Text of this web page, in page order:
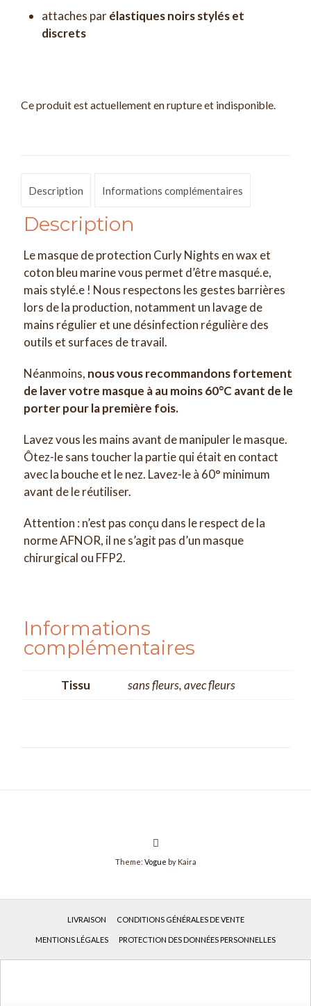
attaches parélastiques noirs stylés et
discrets
Ce produit est actuellement en rupture et indisponible.
Description Informations complémentaires
Description
Le masque de protection Curly Nights en wax et
coton bleu marine vous permet d’être masqué.e,
mais stylé.e ! Nous respectons les gestes barrières
lors de la production, notamment un lavage de
mains régulier et une désinfection régulière des
outils et surfaces de travail.
Néanmoins, nous vous recommandons fortement
de laver votre masque à au moins 60°C avant de le
porter pour la première fois.
Lavez vous les mains avant de manipuler le masque.
Ôtez-le sans toucher la partie qui était en contact
avec la bouche et le nez. Lavez-le à 60° minimum
avant de le réutiliser.
Attention : n’est pas conçu dans le respect de la
norme AFNOR, il ne s’agit pas d’un masque
chirurgical ou FFP2.
Informations
complémentaires
Tissu sans fleurs, avec fleurs
Theme: Vogue by Kaira
LIVRAISON CONDITIONS GÉNÉRALES DE VENTE
MENTIONS LÉGALES PROTECTION DES DONNÉES PERSONNELLES